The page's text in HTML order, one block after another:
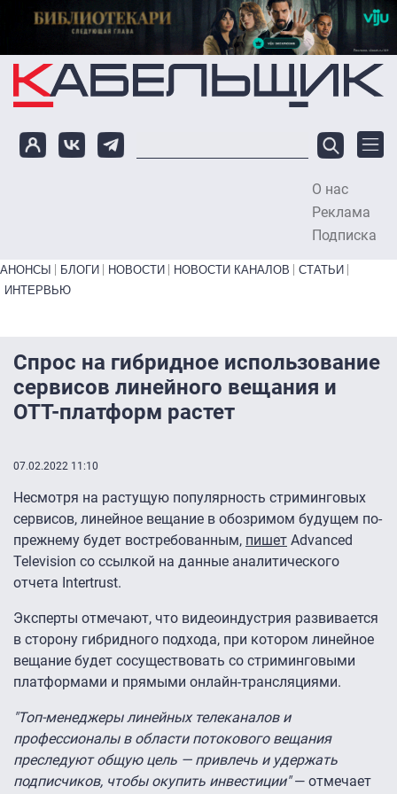
Перейти к основному содержанию
О нас
Реклама
Подписка
Primary links bottom
АНОНСЫ БЛОГИ НОВОСТИ НОВОСТИ КАНАЛОВ
СТАТЬИ
ИНТЕРВЬЮ
Спрос на гибридное использование
сервисов линейного вещания и
OTT-платформ растет
07.02.2022 11:10
Несмотря на растущую популярность стриминговых
сервисов, линейное вещание в обозримом будущем по-
прежнему будет востребованным, пишет Advanced
Television со ссылкой на данные аналитического
отчета Intertrust.
Эксперты отмечают, что видеоиндустрия развивается
в сторону гибридного подхода, при котором линейное
вещание будет сосуществовать со стриминговыми
платформами и прямыми онлайн-трансляциями.
"Топ-менеджеры линейных телеканалов и
профессионалы в области потокового вещания
преследуют общую цель — привлечь и удержать
подписчиков, чтобы окупить инвестиции"— отмечает